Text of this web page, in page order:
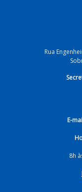
Rua
E-
8h